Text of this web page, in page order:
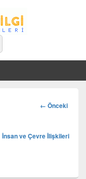
Görsel
← Önceki
İnsan ve Çevre İlişkileri